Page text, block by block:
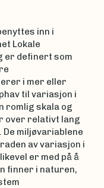
inn i
Lokale
er definert som
i mer eller
til variasjon i
romlig skala og
over relativt lang
De miljøvariablene
av variasjon i
er med på å
finner i naturen,